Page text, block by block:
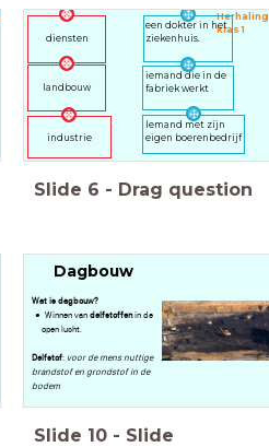
Herhaling
klas 1
diensten
industrie
landbouw
een dokter in het
ziekenhuis.
iemand die in de
fabriek werkt
Iemand met zijn
eigen boerenbedrijf
Slide 6 - Drag question
Dagbouw
Wat is dagbouw?
Winnen van delfstoffenin de
open lucht.
Delfstof: voor de mens nuttige
brandstof en grondstof in de
bodem
Slide 10 - Slide